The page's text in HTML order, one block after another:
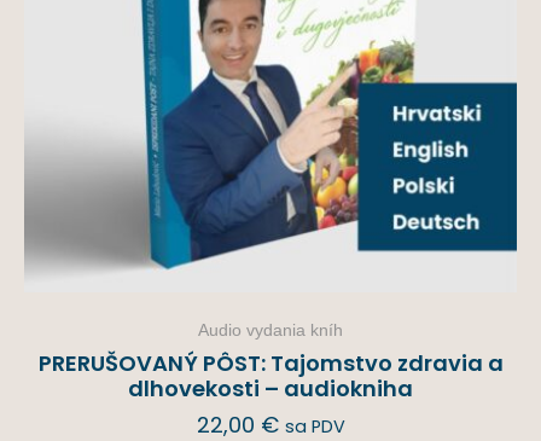
Audio vydania kníh
PRERUŠOVANÝ PÔST: Tajomstvo zdravia a
dlhovekosti – audiokniha
22,00 € sa PDV